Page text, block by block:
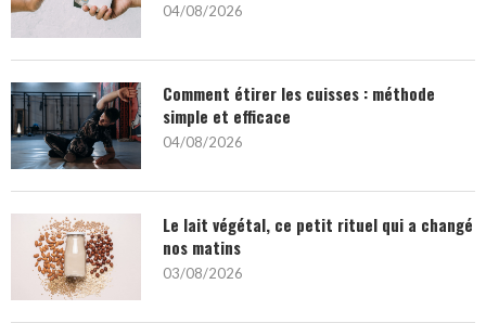
04/08/2026
Comment étirer les cuisses : méthode
simple et efficace
04/08/2026
Le lait végétal, ce petit rituel qui a changé
nos matins
03/08/2026